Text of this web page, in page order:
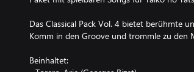
Das Classical Pack Vol. 4 bietet berühmte
Komm in den Groove und trommle zu den
Beinhaltet: